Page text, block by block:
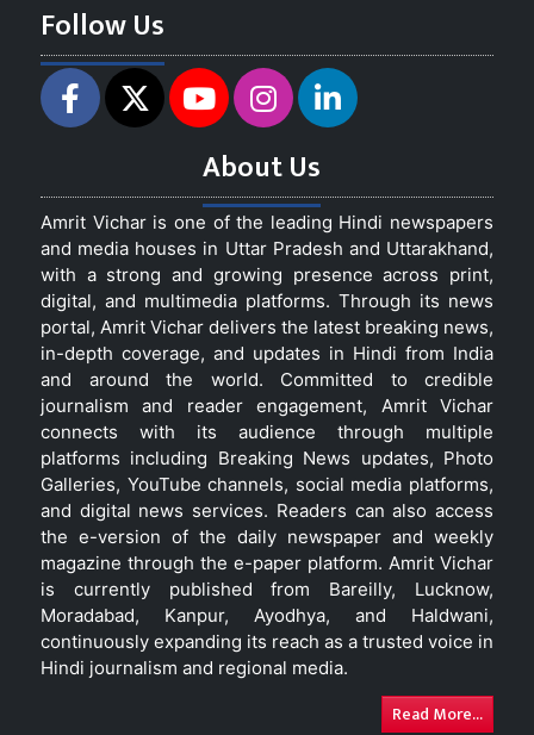
Follow Us
About Us
Amrit Vichar is one of the leading Hindi newspapers
and media houses in Uttar Pradesh and Uttarakhand,
with a strong and growing presence across print,
digital, and multimedia platforms. Through its news
portal, Amrit Vichar delivers the latest breaking news,
in-depth coverage, and updates in Hindi from India
and around the world. Committed to credible
journalism and reader engagement, Amrit Vichar
connects with its audience through multiple
platforms including Breaking News updates, Photo
Galleries, YouTube channels, social media platforms,
and digital news services. Readers can also access
the e-version of the daily newspaper and weekly
magazine through the e-paper platform. Amrit Vichar
is currently published from Bareilly, Lucknow,
Moradabad, Kanpur, Ayodhya, and Haldwani,
continuously expanding its reach as a trusted voice in
Hindi journalism and regional media.
Read More...